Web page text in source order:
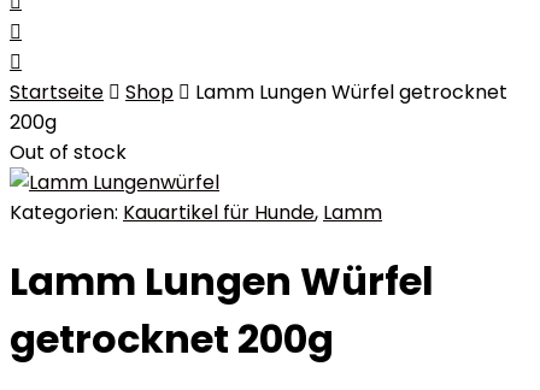
Startseite Shop
Lamm Lungen Würfel getrocknet
200g
Out of stock
Kategorien: Kauartikel für Hunde, Lamm
Lamm Lungen Würfel
getrocknet 200g